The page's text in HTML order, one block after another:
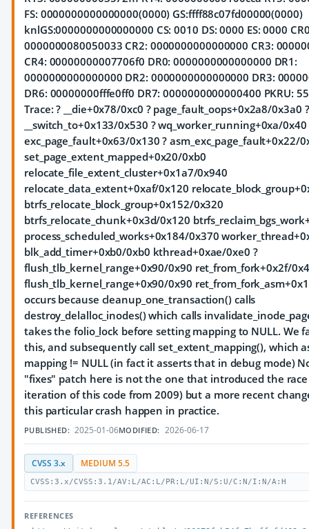
FS: 0000000000000000(0000) GS:ffff88c07fd00000(0000)
knlGS:0000000000000000 CS: 0010 DS: 0000 ES: 0000
0000000080050033 CR2: 0000000000000000 CR3:
CR4: 00000000007706f0 DR0: 0000000000000000 DR1:
0000000000000000 DR2: 0000000000000000 DR3:
DR6: 00000000fffe0ff0 DR7: 0000000000000400 PKRU:
Trace:? __die+0x78/0xc0 ? page_fault_oops+0x2a8/0x3a0 ?
__switch_to+0x133/0x530 ? wq_worker_running+0xa/0x40
exc_page_fault+0x63/0x130 ? asm_exc_page_fault+0x22/
set_page_extent_mapped+0x20/0xb0
relocate_file_extent_cluster+0x1a7/0x940
relocate_data_extent+0xaf/0x120
btrfs_relocate_block_group+0x152/0x320
btrfs_relocate_chunk+0x3d/0x120
process_scheduled_works+0x184/0x370
blk_add_timer+0xb0/0xb0 kthread+0xae/0xe0 ?
flush_tlb_kernel_range+0x90/0x90 ret_from_fork+0x2f/
flush_tlb_kernel_range+0x90/0x90
occurs because cleanup_one_transaction() calls
destroy_delalloc_inodes() which calls
takes the folio_lock before setting mapping to NULL. We
this, and subsequently call set_extent_mapping(), which
mapping != NULL (in fact it asserts that in debug mode)
"fixes" patch here is not the one that introduced the
iteration of this code from 2009) but a more recent
this particular crash happen in practice.
PUBLISHED: 2025-01-06MODIFIED: 2026-06-17
CVSS 3.x MEDIUM 5.5
CVSS:3.x/CVSS:3.1/AV:L/AC:L/PR:L/UI:N/S:U/C:N/I:N/A:H
REFERENCES